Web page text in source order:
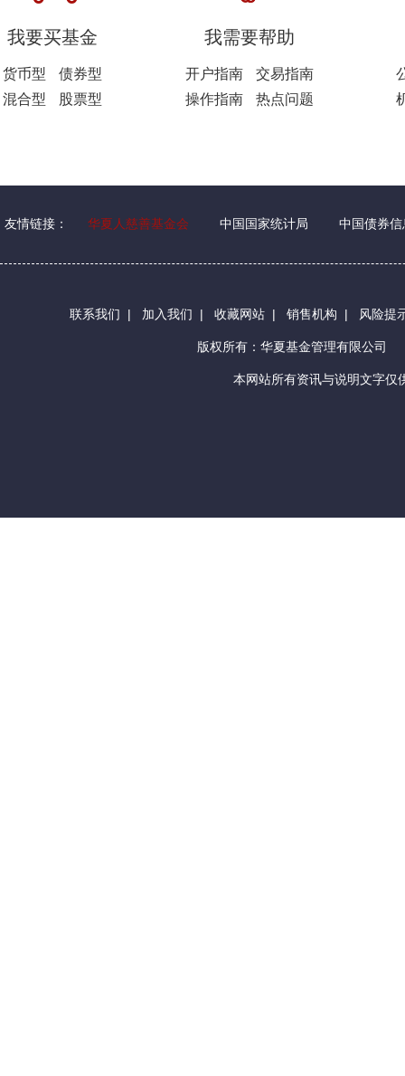
我要买基金
货币型
债券型
混合型
股票型
我需要帮助
开户指南
交易指南
操作指南
热点问题
友情链接： 华夏人慈善基金会 中国国家统计局 中国债券信
联系我们 | 加入我们 | 收藏网站 | 销售机构 | 风险提
版权所有：华夏基金管理有限公司
本网站所有资讯与说明文字仅